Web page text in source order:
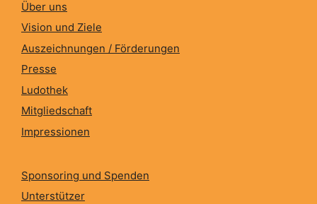
Über uns
Vision und Ziele
Auszeichnungen / Förderungen
Presse
Ludothek
Mitgliedschaft
Impressionen
Sponsoring und Spenden
Unterstützer